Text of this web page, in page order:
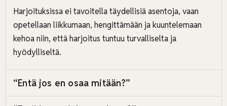
Harjoituksissa ei tavoitella täydellisiä asentoja, vaan
opetellaan liikkumaan, hengittämään ja kuuntelemaan
kehoa niin, että harjoitus tuntuu turvalliselta ja
hyödylliseltä.
“Entä jos en osaa mitään?”